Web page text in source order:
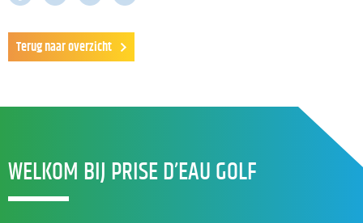
Terug naar overzicht
WELKOM BIJ PRISE D’EAU GOLF